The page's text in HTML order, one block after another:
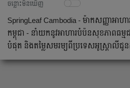
ចន្លោះមិនឃើញ
SpringLeaf Cambodia - ម៉ាកសញ្ញាអា
កម្ពុជា - នាំយកនូវអាហារបំប៉នសុខភាពធម្
បំផុត និងតម្លៃសមរម្យពីប្រទេសអូស្ត្រាលីជូ